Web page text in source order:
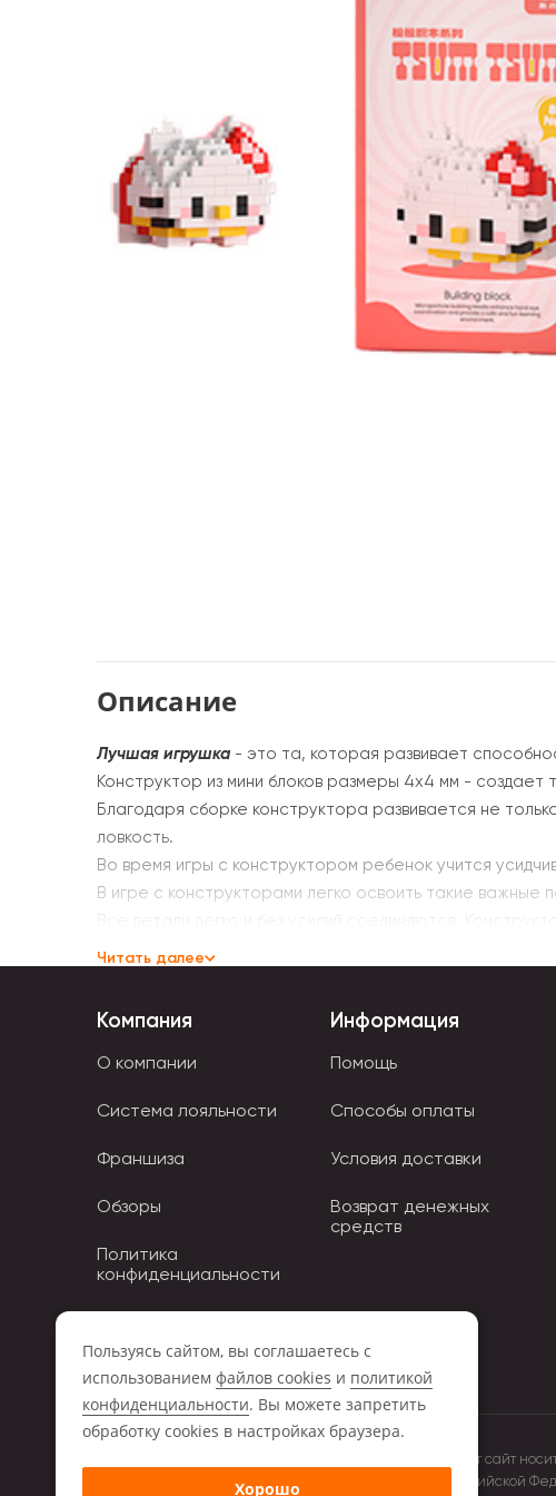
Описание
Лучшая игрушка - это та, которая развивает
Конструктор из мини блоков размеры 4х4 мм -
Благодаря сборке конструктора развивается не
ловкость.
Во время игры с конструктором ребенок учится
В игре с конструкторами легко освоить такие важные
фигурок.
Все детали сделаны из безопасного ABS пластика.
Читать далее
Компания
О компании
Система лояльности
Франшиза
Обзоры
Политика
конфиденциальности
Информация
Помощь
Способы оплаты
Условия доставки
Возврат денежных
средств
Обращаем ваше внимание на то, что данный интернет сайт
положениями Статьи 437 (2) Гражданского кодекса
Пользуясь сайтом, вы соглашаетесь с
использованием файлов cookies и политикой
конфиденциальности. Вы можете запретить
обработку сookies в настройках браузера.
Хорошо